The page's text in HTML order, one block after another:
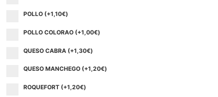
POLLO (+1,10€)
POLLO COLORAO (+1,00€)
QUESO CABRA (+1,30€)
QUESO MANCHEGO (+1,20€)
ROQUEFORT (+1,20€)